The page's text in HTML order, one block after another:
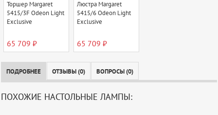
Торшер Margaret
5415/3F Odeon Light
Exclusive
65 709 ₽
Люстра Margaret
5415/6 Odeon Light
Exclusive
65 709 ₽
ПОДРОБНЕЕ ОТЗЫВЫ (0) ВОПРОСЫ (0)
ПОХОЖИЕ НАСТОЛЬНЫЕ ЛАМПЫ: